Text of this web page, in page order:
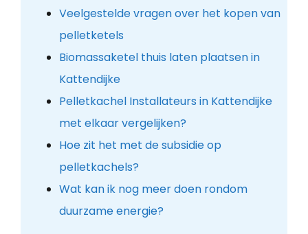
Veelgestelde vragen over het kopen van
pelletketels
Biomassaketel thuis laten plaatsen in
Kattendijke
Pelletkachel Installateurs in Kattendijke
met elkaar vergelijken?
Hoe zit het met de subsidie op
pelletkachels?
Wat kan ik nog meer doen rondom
duurzame energie?